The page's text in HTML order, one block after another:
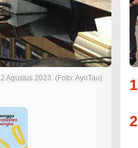
Agustus 2023. (Foto: AyoTau) 1
2